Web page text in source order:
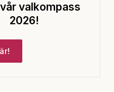
valkompass
2026!